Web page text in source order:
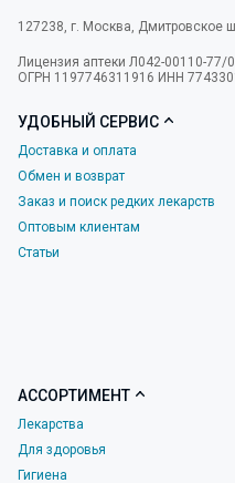
127238, г. Москва, Дмитровское
Лицензия аптеки Л042-00110-77/
ОГРН 1197746311916 ИНН
УДОБНЫЙ СЕРВИС
Доставка и оплата
Обмен и возврат
Заказ и поиск редких лекарств
Оптовым клиентам
Статьи
АССОРТИМЕНТ
Лекарства
Для здоровья
Гигиена